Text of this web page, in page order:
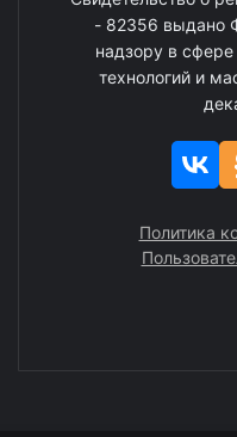
- 82356 выдано
надзору в
технологий и
Политика